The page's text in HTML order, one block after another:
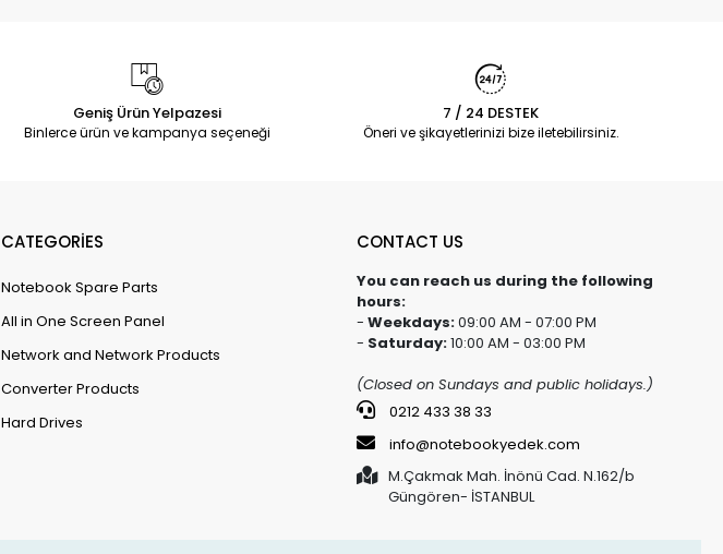
Geniş Ürün Yelpazesi
Binlerce ürün ve kampanya seçeneği
7 / 24 DESTEK
Öneri ve şikayetlerinizi bize iletebilirsiniz.
CATEGORİES
Notebook Spare Parts
All in One Screen Panel
Network and Network Products
Converter Products
Hard Drives
CONTACT US
You can reach us during the following
hours:
- Weekdays:09:00 AM - 07:00 PM
- Saturday:10:00 AM - 03:00 PM
(Closed on Sundays and public holidays.)
0212 433 38 33
info@notebookyedek.com
M.Çakmak Mah. İnönü Cad. N.162/b
Güngören- İSTANBUL